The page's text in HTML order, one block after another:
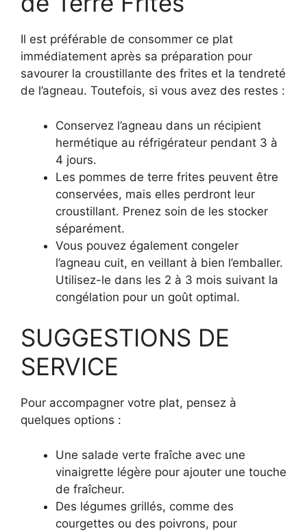
Il est préférable de consommer ce plat
immédiatement après sa préparation pour
savourer la croustillante des frites et la tendreté
de l’agneau. Toutefois, si vous avez des restes :
Conservez l’agneau dans un récipient
hermétique au réfrigérateur pendant 3 à
4 jours.
Les pommes de terre frites peuvent être
conservées, mais elles perdront leur
croustillant. Prenez soin de les stocker
séparément.
Vous pouvez également congeler
l’agneau cuit, en veillant à bien l’emballer.
Utilisez-le dans les 2 à 3 mois suivant la
congélation pour un goût optimal.
SUGGESTIONS DE
SERVICE
Pour accompagner votre plat, pensez à
quelques options :
Une salade verte fraîche avec une
vinaigrette légère pour ajouter une touche
de fraîcheur.
Des légumes grillés, comme des
courgettes ou des poivrons, pour